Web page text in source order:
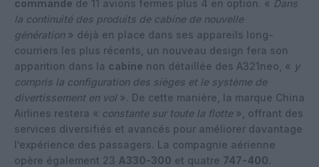
commande de 11 avions fermes plus 4 en option. « Dans
la continuité des produits de cabine de nouvelle
génération » déjà en place dans ses appareils long-
courriers les plus récents, un nouveau design fera son
apparition dans la cabine non détaillée des A321neo, « y
compris la configuration des sièges et le système de
divertissement en vol ». De cette manière, la marque China
Airlines restera « constante sur toute la flotte », offrant des
services diversifiés et avancés pour améliorer davantage
l’expérience des passagers. La compagnie aérienne
opère également 23 A330-300 et quatre 747-400.